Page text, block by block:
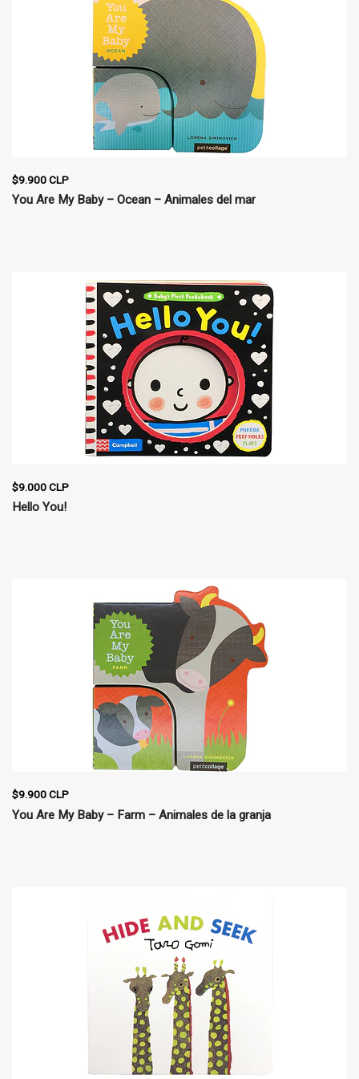
$9.900 CLP
You Are My Baby – Ocean – Animales del mar
$9.000 CLP
Hello You!
$9.900 CLP
You Are My Baby – Farm – Animales de la granja